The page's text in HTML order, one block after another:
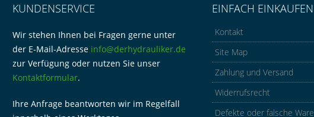
KUNDENSERVICE
Wir stehen Ihnen bei Fragen gerne unter
der E-Mail-Adresse info@derhydrauliker.de
zur Verfügung oder nutzen Sie unser
Kontaktformular.
Ihre Anfrage beantworten wir im Regelfall
EINFACH EINKAUFEN
Kontakt
Site Map
Zahlung und Versand
Widerrufsrecht
Defekte oder falsche Ware